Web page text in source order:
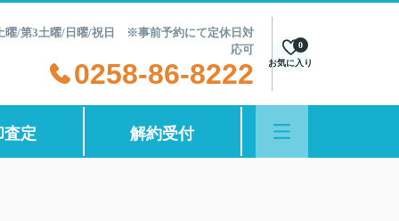
曜/第3土曜/日曜/祝日 ※事前予約にて定休日対
応可
0258-86-8222 お気に入り
0
査定 解約受付